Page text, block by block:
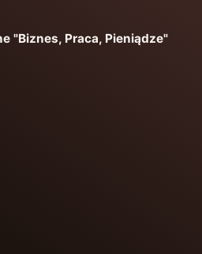
"Biznes, Praca, Pieniądze"